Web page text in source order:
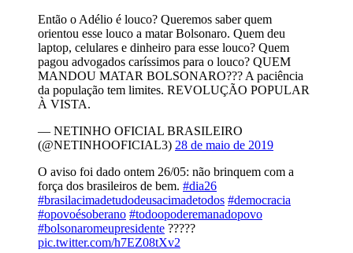
Então o Adélio é louco? Queremos saber quem
orientou esse louco a matar Bolsonaro. Quem deu
laptop, celulares e dinheiro para esse louco? Quem
pagou advogados caríssimos para o louco? QUEM
MANDOU MATAR BOLSONARO??? A paciência
da população tem limites. REVOLUÇÃO POPULAR
À VISTA.
— NETINHO OFICIAL BRASILEIRO
(@NETINHOOFICIAL3) 28 de maio de 2019
O aviso foi dado ontem 26/05: não brinquem com a
força dos brasileiros de bem. #dia26
#brasilacimadetudodeusacimadetodos #democracia
#opovoésoberano #todoopoderemanadopovo
#bolsonaromeupresidente ?????
pic.twitter.com/h7EZ08tXv2